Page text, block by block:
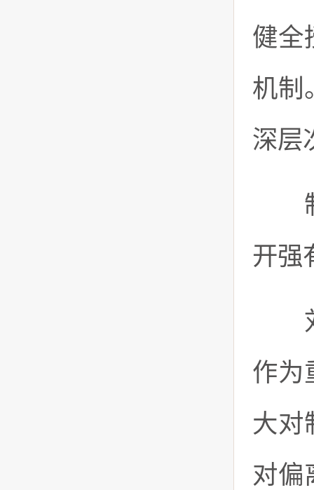
健全
机制
深层
制
开强
刘
作为
大对
对偏